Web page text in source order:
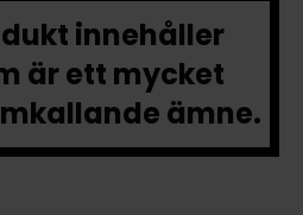
innehåller
är ett mycket
ämne.